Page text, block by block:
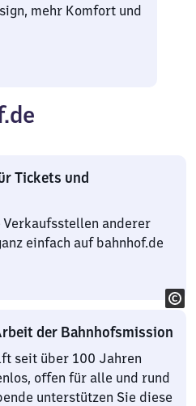
mehr Komfort und
Tickets und
anderer
einfach auf bahnhof.de
der Bahnhofsmission
seit über 100 Jahren
offen für alle und rund
unterstützen Sie diese